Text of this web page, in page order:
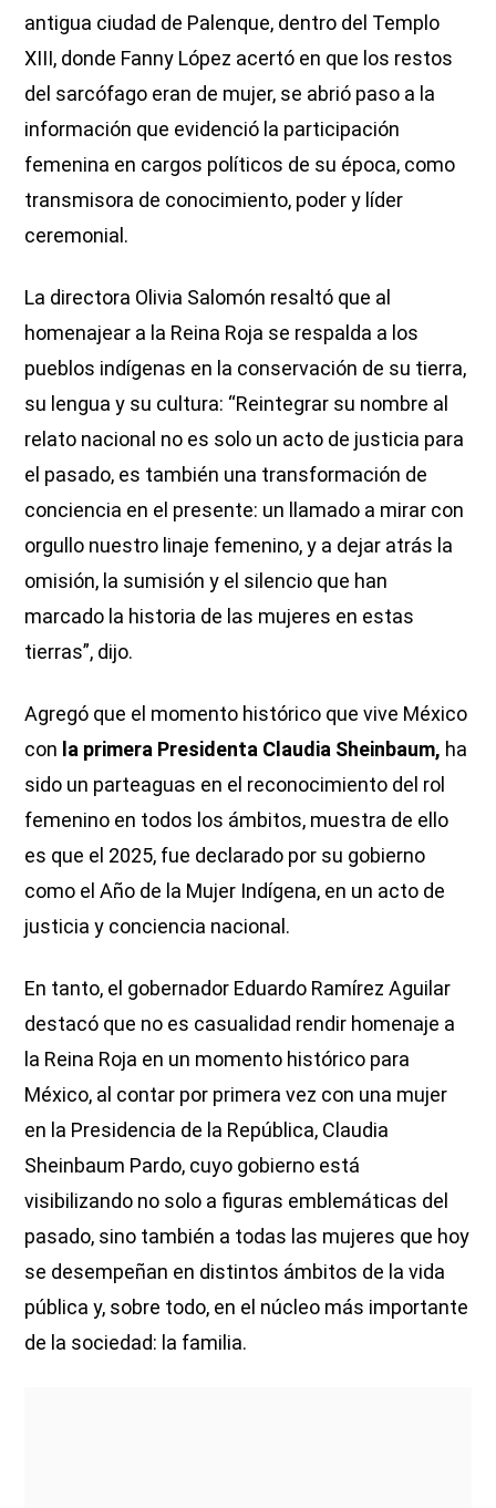
antigua ciudad de Palenque, dentro del Templo
XIII, donde Fanny López acertó en que los restos
del sarcófago eran de mujer, se abrió paso a la
información que evidenció la participación
femenina en cargos políticos de su época, como
transmisora de conocimiento, poder y líder
ceremonial.
La directora Olivia Salomón resaltó que al
homenajear a la Reina Roja se respalda a los
pueblos indígenas en la conservación de su tierra,
su lengua y su cultura: “Reintegrar su nombre al
relato nacional no es solo un acto de justicia para
el pasado, es también una transformación de
conciencia en el presente: un llamado a mirar con
orgullo nuestro linaje femenino, y a dejar atrás la
omisión, la sumisión y el silencio que han
marcado la historia de las mujeres en estas
tierras”, dijo.
Agregó que el momento histórico que vive México
con la primera Presidenta Claudia Sheinbaum, ha
sido un parteaguas en el reconocimiento del rol
femenino en todos los ámbitos, muestra de ello
es que el 2025, fue declarado por su gobierno
como el Año de la Mujer Indígena, en un acto de
justicia y conciencia nacional.
En tanto, el gobernador Eduardo Ramírez Aguilar
destacó que no es casualidad rendir homenaje a
la Reina Roja en un momento histórico para
México, al contar por primera vez con una mujer
en la Presidencia de la República, Claudia
Sheinbaum Pardo, cuyo gobierno está
visibilizando no solo a figuras emblemáticas del
pasado, sino también a todas las mujeres que hoy
se desempeñan en distintos ámbitos de la vida
pública y, sobre todo, en el núcleo más importante
de la sociedad: la familia.